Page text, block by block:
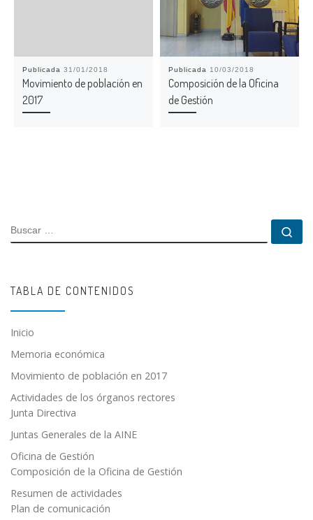
Publicada 31/01/2018
Movimiento de población en
2017
Publicada 10/03/2018
Composición de la Oficina
de Gestión
BUSCAR
TABLA DE CONTENIDOS
Inicio
Memoria económica
Movimiento de población en 2017
Actividades de los órganos rectores
Junta Directiva
Juntas Generales de la AINE
Oficina de Gestión
Composición de la Oficina de Gestión
Resumen de actividades
Plan de comunicación